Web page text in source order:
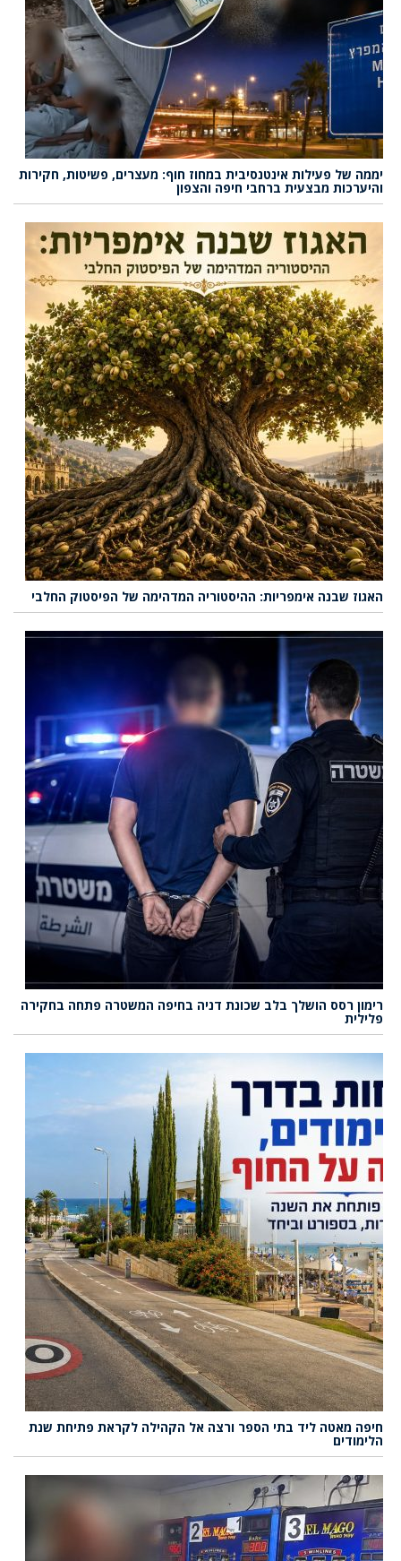
יממה של פעילות אינטנסיבית במחוז חוף: מעצרים, פשיטות, חקירות
והיערכות מבצעית ברחבי חיפה והצפון
האגוז שבנה אימפריות: ההיסטוריה המדהימה של הפיסטוק החלבי
רימון רסס הושלך בלב שכונת דניה בחיפה המשטרה פתחה בחקירה
פלילית
חיפה מאטה ליד בתי הספר ורצה אל הקהילה לקראת פתיחת שנת
הלימודים